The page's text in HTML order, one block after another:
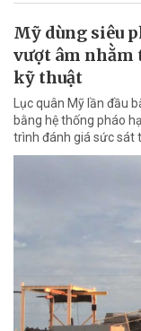
Mỹ dùng siêu
vượt âm nhằm
kỹ thuật
Lục quân Mỹ lần đầu
bằng hệ thống pháo
trình đánh giá sức sát